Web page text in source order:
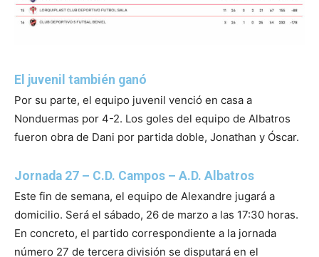
El juvenil también ganó
Por su parte, el equipo juvenil venció en casa a
Nonduermas por 4-2. Los goles del equipo de Albatros
fueron obra de Dani por partida doble, Jonathan y Óscar.
Jornada 27 – C.D. Campos – A.D. Albatros
Este fin de semana, el equipo de Alexandre jugará a
domicilio. Será el sábado, 26 de marzo a las 17:30 horas.
En concreto, el partido correspondiente a la jornada
número 27 de tercera división se disputará en el